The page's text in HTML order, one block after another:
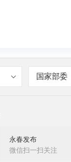
国家部委
永春发布
微信扫一扫关注